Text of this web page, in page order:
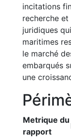
incitations
recherche
juridiques
maritimes
le marché
embarqués
une
Metrique du
rapport